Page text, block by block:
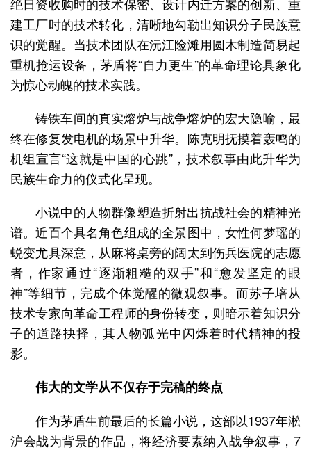
建工厂时的技术转化，清晰地勾勒出知识分子民族意
识的觉醒。当技术团队在沅江险滩用圆木制造简易起
重机抢运设备，茅盾将“自力更生”的革命理论具象化
为惊心动魄的技术实践。
铸铁车间的真实熔炉与战争熔炉的宏大隐喻，最
终在修复发电机的场景中升华。陈克明抚摸着轰鸣的
机组宣言“这就是中国的心跳”，技术叙事由此升华为
民族生命力的仪式化呈现。
小说中的人物群像塑造折射出抗战社会的精神光
谱。近百个具名角色组成的全景图中，女性何梦瑶的
蜕变尤具深意，从麻将桌旁的阔太到伤兵医院的志愿
者，作家通过“逐渐粗糙的双手”和“愈发坚定的眼
神”等细节，完成个体觉醒的微观叙事。而苏子培从
技术专家向革命工程师的身份转变，则暗示着知识分
子的道路抉择，其人物弧光中闪烁着时代精神的投
影。
伟大的文学从不仅存于完稿的终点
作为茅盾生前最后的长篇小说，这部以1937年淞
沪会战为背景的作品，将经济要素纳入战争叙事，7